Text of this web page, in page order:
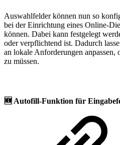
Auswahlfelder können nun so
bei der Einrichtung eines Online-
können. Dabei kann festgelegt
oder verpflichtend ist. Dadurch
an lokale Anforderungen anpassen,
zu müssen.
🆕 Autofill-Funktion für